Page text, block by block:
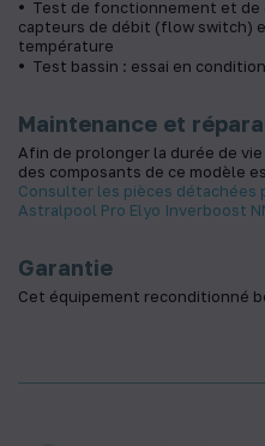
Test de fonctionnement et
capteurs de débit (flow switch)
température
Test bassin : essai en
Maintenance et
Afin de prolonger la durée de
des composants de ce modèle
Consulter les pièces détachées
Astralpool Pro Elyo Inverboost
Garantie
Cet équipement reconditionné